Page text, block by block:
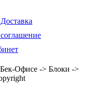
Доставка
Офисе -> Блоки ->